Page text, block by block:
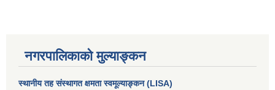
नगरपालिकाको मुल्याङ्कन
स्थानीय तह संस्थागत क्षमता स्वमूल्याङ्कन (LISA)